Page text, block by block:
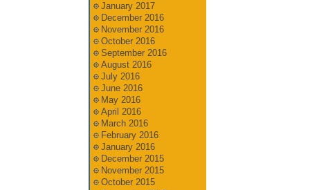
January 2017
December 2016
November 2016
October 2016
September 2016
August 2016
July 2016
June 2016
May 2016
April 2016
March 2016
February 2016
January 2016
December 2015
November 2015
October 2015